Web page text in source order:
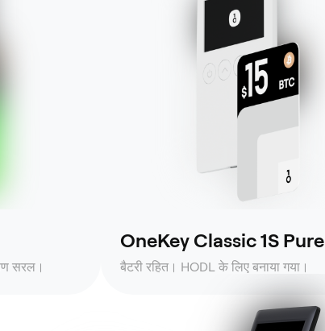
सरल।
OneKey Classic 1S Pure
बैटरी रहित। HODL के लिए बनाया गया।